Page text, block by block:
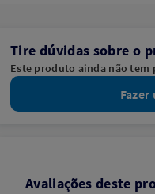
Tire dúvidas sobre o
Este produto ainda não tem
Avaliações deste